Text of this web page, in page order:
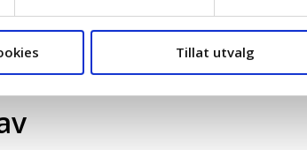
Tillat utvalg
– ikke at arbeidsmiljøet som helhet er
HMS-opplæring
mener enkelte at dialog